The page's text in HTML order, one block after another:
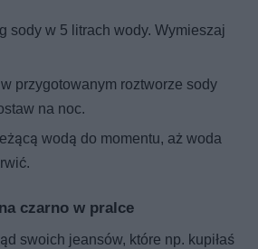
sody w 5 litrach wody. Wymieszaj
przygotowanym roztworze sody
na noc.
wodą do momentu, aż woda
czarno w pralce
swoich jeansów, które np. kupiłaś